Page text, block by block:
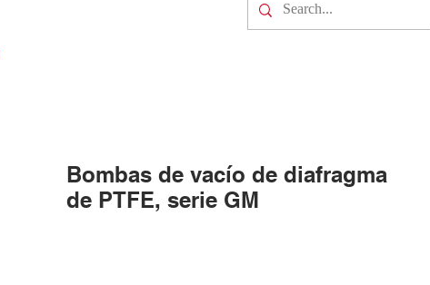
Bombas de vacío de diafragma
de PTFE, serie GM